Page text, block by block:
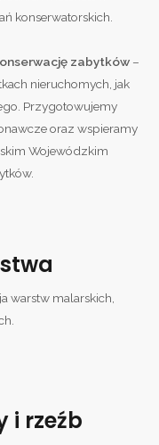
konserwatorskich.
zabytków –
nieruchomych, jak
Przygotowujemy
oraz wspieramy
Wojewódzkim
warstw malarskich,
i rzeźb